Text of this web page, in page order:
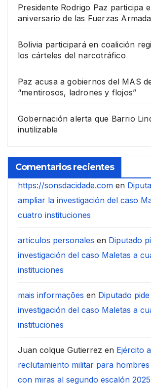
Presidente Rodrigo Paz participa
aniversario de las Fuerzas
Bolivia participará en coalición
los cárteles del narcotráfico
Paz acusa a gobiernos del MAS
“mentirosos, ladrones y flojos”
Gobernación alerta que Barrio
inutilizable
Comentarios recientes
https://sonsdacidade.com en
ampliar la investigación del caso
cuatro instituciones
artículos personales en Diputado
investigación del caso Maletas a
instituciones
mais informações en Diputado
investigación del caso Maletas a
instituciones
Juan colque Gutierrez en Ejército
reclutamiento militar para
con miras al segundo escalón